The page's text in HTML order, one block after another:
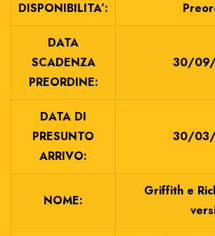
DISPONIBILITA’:
DATA
SCADENZA
PREORDINE:
30/
DATA DI
PRESUNTO
ARRIVO:
30/
NOME:
Griffith e